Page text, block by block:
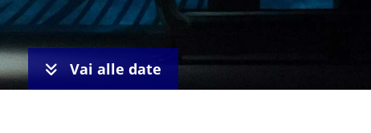
Vai alle date